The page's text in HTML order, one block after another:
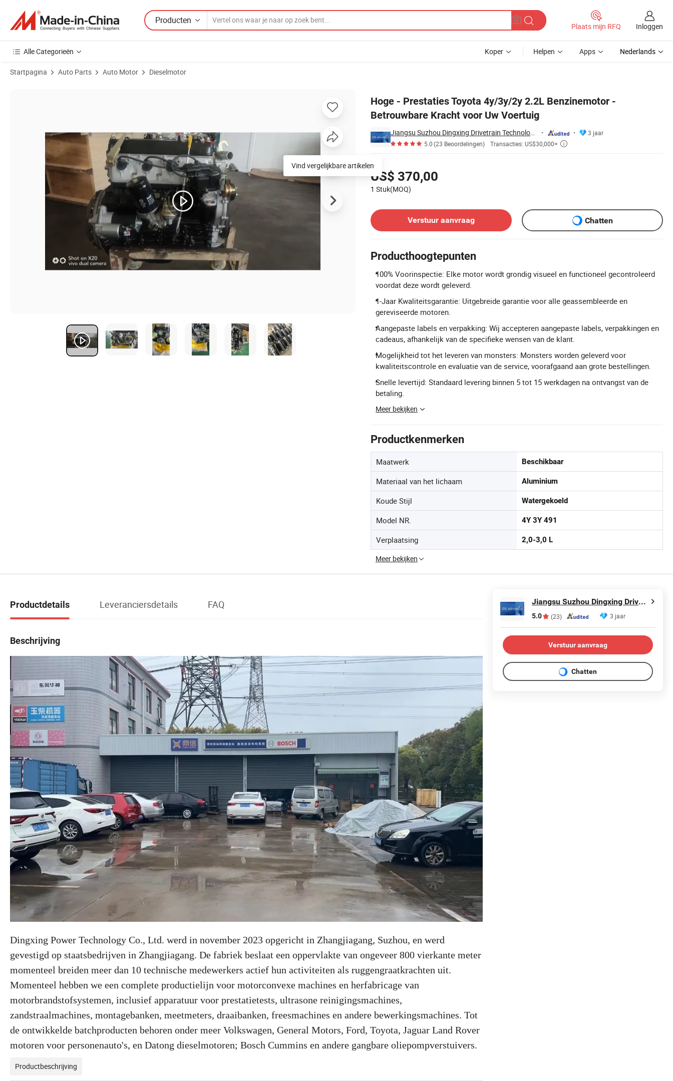
Producten
Plaats mijn RFQ Inloggen
Alle Categorieën Koper Helpen Apps Nederlands
Startpagina Auto Parts Auto Motor Dieselmotor
Hoge - Prestaties Toyota 4y/3y/2y 2.2L Benzinemotor -
Betrouwbare Kracht voor Uw Voertuig
Jiangsu Suzhou Dingxing Drivetrain Technology Co., Ltd.
3 jaar
5.0(23 Beoordelingen) Transacties: US$30,000+ 
Prijzen
US$ 370,00
1 Stuk(MOQ)
Verstuur aanvraag
Chatten
Producthoogtepunten
100% Voorinspectie: Elke motor wordt grondig visueel en functioneel gecontroleerd
voordat deze wordt geleverd.
1-Jaar Kwaliteitsgarantie: Uitgebreide garantie voor alle geassembleerde en
gereviseerde motoren.
Aangepaste labels en verpakking: Wij accepteren aangepaste labels, verpakkingen en
cadeaus, afhankelijk van de specifieke wensen van de klant.
Mogelijkheid tot het leveren van monsters: Monsters worden geleverd voor
kwaliteitscontrole en evaluatie van de service, voorafgaand aan grote bestellingen.
Snelle levertijd: Standaard levering binnen 5 tot 15 werkdagen na ontvangst van de
betaling.
Meer bekijken
Productkenmerken
Maatwerk Beschikbaar
Materiaal van het lichaam Aluminium
Koude Stijl Watergekoeld
Model NR. 4Y 3Y 491
Verplaatsing 2,0-3,0 L
Meer bekijken
Vind vergelijkbare artikelen
Productdetails Leveranciersdetails FAQ
Beschrijving
Dingxing Power Technology Co., Ltd. werd in november 2023 opgericht in Zhangjiagang, Suzhou, en werd
gevestigd op staatsbedrijven in Zhangjiagang. De fabriek beslaat een oppervlakte van ongeveer 800 vierkante meter
momenteel breiden meer dan 10 technische medewerkers actief hun activiteiten als ruggengraatkrachten uit.
Momenteel hebben we een complete productielijn voor motorconvexe machines en herfabricage van
motorbrandstofsystemen, inclusief apparatuur voor prestatietests, ultrasone reinigingsmachines,
zandstraalmachines, montagebanken, meetmeters, draaibanken, freesmachines en andere bewerkingsmachines. Tot
de ontwikkelde batchproducten behoren onder meer Volkswagen, General Motors, Ford, Toyota, Jaguar Land Rover
motoren voor personenauto's, en Datong dieselmotoren; Bosch Cummins en andere gangbare oliepompverstuivers.
Productbeschrijving
Jiangsu Suzhou Dingxing Drivetrain Technology Co., Ltd.
5.0 (23) 3 jaar
Verstuur aanvraag
Chatten